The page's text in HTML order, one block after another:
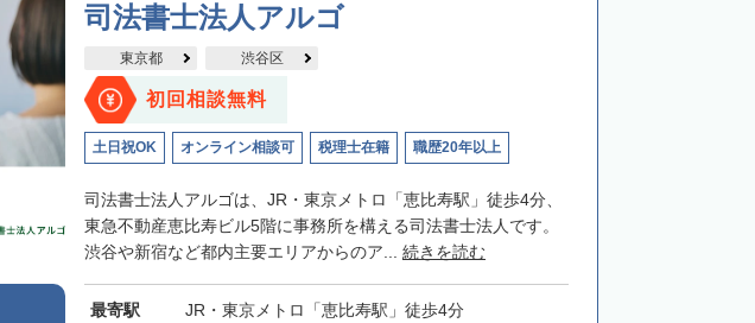
司法書士法人アルゴ
東京都 渋谷区
初回相談無料
土日祝OK オンライン相談可 税理士在籍 職歴20年以上
司法書士法人アルゴは、JR・東京メトロ「恵比寿駅」徒歩4分、
東急不動産恵比寿ビル5階に事務所を構える司法書士法人です。
渋谷や新宿など都内主要エリアからのア... 続きを読む
最寄駅 JR・東京メトロ「恵比寿駅」徒歩4分